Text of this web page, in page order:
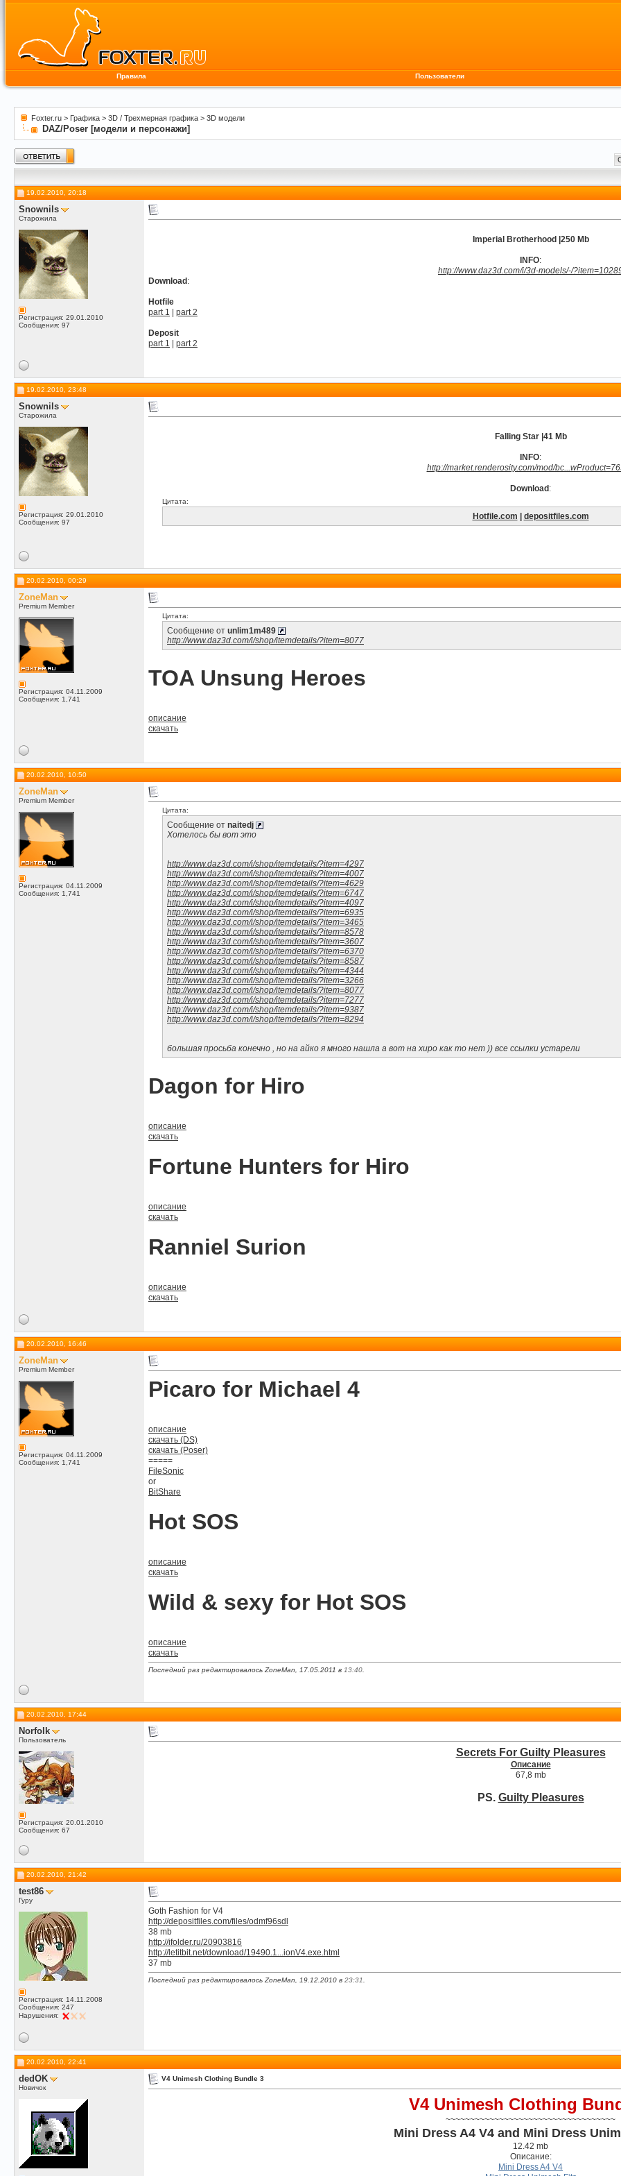
Правила Пользователи
Foxter.ru > Графика > 3D / Трехмерная графика > 3D модели
DAZ/Poser [модели и персонажи]
19.02.2010, 20:18
Snownils
Старожила
Регистрация: 29.01.2010
Сообщения: 97
Imperial Brotherhood |250 Mb
INFO:
http://www.daz3d.com/i/3d-models/-/
Download :
Hotfile
part 1
part 2
Deposit
part 1
part 2
19.02.2010, 23:48
Snownils
Старожила
Регистрация: 29.01.2010
Сообщения: 97
Falling Star |41 Mb
INFO:
http://market.renderosity.com/mod/
Download :
Цитата:
Hotfile.com depositfiles.com
20.02.2010, 00:29
ZoneMan
Premium Member
Регистрация: 04.11.2009
Сообщения: 1,741
Цитата:
Сообщение от unlim1m489
http://www.daz3d.com/i/shop/itemdetails/?item=8077
TOA Unsung Heroes
описание
скачать
20.02.2010, 10:50
ZoneMan
Premium Member
Регистрация: 04.11.2009
Сообщения: 1,741
Цитата:
Сообщение от naitedj
Хотелось бы вот это
http://www.daz3d.com/i/shop/itemdetails/?item=4297
http://www.daz3d.com/i/shop/itemdetails/?item=4007
http://www.daz3d.com/i/shop/itemdetails/?item=4629
http://www.daz3d.com/i/shop/itemdetails/?item=6747
http://www.daz3d.com/i/shop/itemdetails/?item=4097
http://www.daz3d.com/i/shop/itemdetails/?item=6935
http://www.daz3d.com/i/shop/itemdetails/?item=3465
http://www.daz3d.com/i/shop/itemdetails/?item=8578
http://www.daz3d.com/i/shop/itemdetails/?item=3607
http://www.daz3d.com/i/shop/itemdetails/?item=6370
http://www.daz3d.com/i/shop/itemdetails/?item=8587
http://www.daz3d.com/i/shop/itemdetails/?item=4344
http://www.daz3d.com/i/shop/itemdetails/?item=3266
http://www.daz3d.com/i/shop/itemdetails/?item=8077
http://www.daz3d.com/i/shop/itemdetails/?item=7277
http://www.daz3d.com/i/shop/itemdetails/?item=9387
http://www.daz3d.com/i/shop/itemdetails/?item=8294
большая просьба конечно , но на айко я много нашла а вот на хиро как то нет )) все ссылки устарели
Dagon for Hiro
описание
скачать
Fortune Hunters for Hiro
описание
скачать
Ranniel Surion
описание
скачать
20.02.2010, 16:46
ZoneMan
Premium Member
Регистрация: 04.11.2009
Сообщения: 1,741
Picaro for Michael 4
описание
скачать (DS)
скачать (Poser)
=====
FileSonic
or
BitShare
Hot SOS
описание
скачать
Wild & sexy for Hot SOS
описание
скачать
Последний раз редактировалось ZoneMan, 17.05.2011 в 13:40
20.02.2010, 17:44
Norfolk
Пользователь
Регистрация: 20.01.2010
Сообщения: 67
Secrets For Guilty Pleasures
Описание
67,8 mb
PS. Guilty Pleasures
20.02.2010, 21:42
test86
Гуру
Регистрация: 14.11.2008
Сообщения: 247
Нарушения:
Goth Fashion for V4
http://depositfiles.com/files/odmf96sdl
38 mb
http://ifolder.ru/20903816
http://letitbit.net/download/19490.1...ionV4.exe.html
37 mb
Последний раз редактировалось ZoneMan, 19.12.2010 в 23:31
20.02.2010, 22:41
dedOK
Новичок
V4 Unimesh Clothing Bundle 3
V4 Unimesh Clothing
~~~~~~~~~~~~~~~~~~~~~~~~~~~~~~~~~~~
Mini Dress A4 V4 and Mini Dress
12.42 mb
Описание:
Mini Dress A4 V4